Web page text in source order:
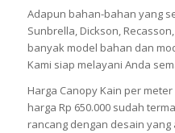
Adapun bahan-bahan yang
Sunbrella, Dickson,
banyak model bahan dan
Kami siap melayani Anda
Harga Canopy Kain per
harga Rp 650.000 sudah
rancang dengan desain